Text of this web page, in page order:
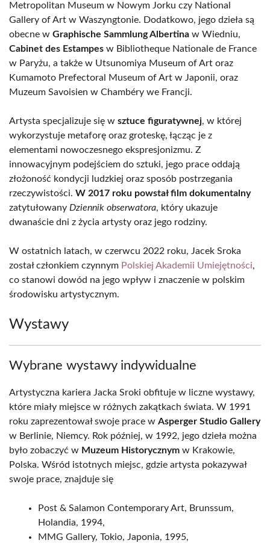
Metropolitan Museum w Nowym Jorku czy National
Gallery of Art w Waszyngtonie. Dodatkowo, jego dzieła są
obecne w Graphische Sammlung Albertina w Wiedniu,
Cabinet des Estampes w Bibliotheque Nationale de France
w Paryżu, a także w Utsunomiya Museum of Art oraz
Kumamoto Prefectoral Museum of Art w Japonii, oraz
Muzeum Savoisien w Chambéry we Francji.
Artysta specjalizuje się w sztuce figuratywnej, w której
wykorzystuje metaforę oraz groteskę, łącząc je z
elementami nowoczesnego ekspresjonizmu. Z
innowacyjnym podejściem do sztuki, jego prace oddają
złożoność kondycji ludzkiej oraz sposób postrzegania
rzeczywistości. W 2017 roku powstał film dokumentalny
zatytułowany Dziennik obserwatora, który ukazuje
dwanaście dni z życia artysty oraz jego rodziny.
W ostatnich latach, w czerwcu 2022 roku, Jacek Sroka
został członkiem czynnym Polskiej Akademii Umiejętności,
co stanowi dowód na jego wpływ i znaczenie w polskim
środowisku artystycznym.
Wystawy
Wybrane wystawy indywidualne
Artystyczna kariera Jacka Sroki obfituje w liczne wystawy,
które miały miejsce w różnych zakątkach świata. W 1991
roku zaprezentował swoje prace w Asperger Studio Gallery
w Berlinie, Niemcy. Rok później, w 1992, jego dzieła można
było zobaczyć w Muzeum Historycznym w Krakowie,
Polska. Wśród istotnych miejsc, gdzie artysta pokazywał
swoje prace, znajduje się
Post & Salamon Contemporary Art, Brunssum,
Holandia, 1994,
MMG Gallery, Tokio, Japonia, 1995,